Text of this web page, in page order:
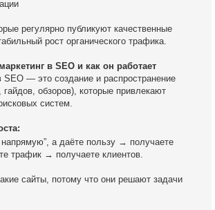
регулярно публикуют качественные
рост органического трафика.
в SEO и как он работает
SEO — это создание и распространение
гайдов, обзоров), которые привлекают
систем.
напрямую”, а даёте пользу → получаете
трафик → получаете клиентов.
сайты, потому что они решают задачи